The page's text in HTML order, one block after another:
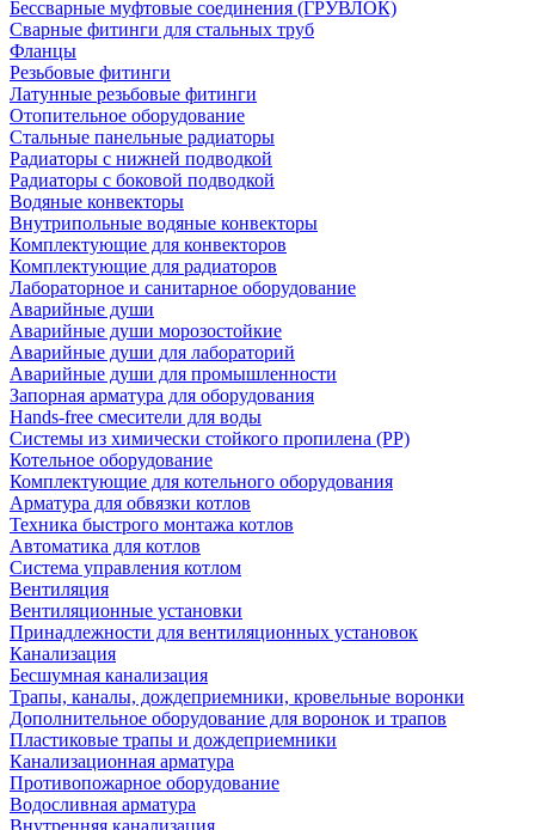
Бессварные муфтовые соединения (ГРУВЛОК)
Сварные фитинги для стальных труб
Фланцы
Резьбовые фитинги
Латунные резьбовые фитинги
Отопительное оборудование
Стальные панельные радиаторы
Радиаторы с нижней подводкой
Радиаторы с боковой подводкой
Водяные конвекторы
Внутрипольные водяные конвекторы
Комплектующие для конвекторов
Комплектующие для радиаторов
Лабораторное и санитарное оборудование
Аварийные души
Аварийные души морозостойкие
Аварийные души для лабораторий
Аварийные души для промышленности
Запорная арматура для оборудования
Hands-free смесители для воды
Системы из химически стойкого пропилена (PP)
Котельное оборудование
Комплектующие для котельного оборудования
Арматура для обвязки котлов
Техника быстрого монтажа котлов
Автоматика для котлов
Система управления котлом
Вентиляция
Вентиляционные установки
Принадлежности для вентиляционных установок
Канализация
Бесшумная канализация
Трапы, каналы, дождеприемники, кровельные воронки
Дополнительное оборудование для воронок и трапов
Пластиковые трапы и дождеприемники
Канализационная арматура
Противопожарное оборудование
Водосливная арматура
Внутренняя канализация